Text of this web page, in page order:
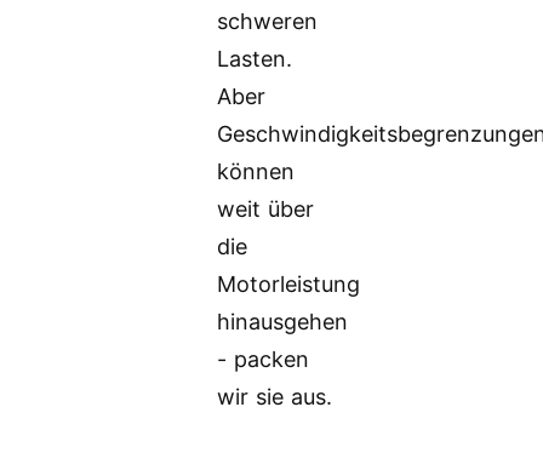
schweren
Lasten.
Aber
können
weit über
die
Motorleistung
hinausgehen
- packen
wir sie aus.